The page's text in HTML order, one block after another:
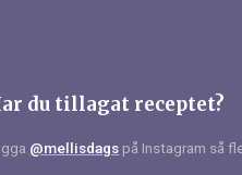
du tillagat receptet?
@mellisdags på Instagram så